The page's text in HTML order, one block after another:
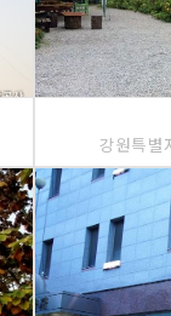
강원특별